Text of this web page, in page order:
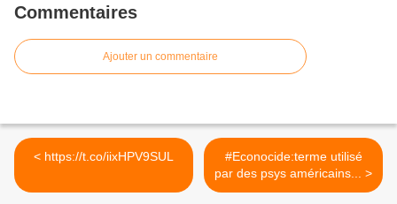
Commentaires
Ajouter un commentaire
< https://t.co/iixHPV9SUL
#Econocide:terme utilisé
par des psys américains... >